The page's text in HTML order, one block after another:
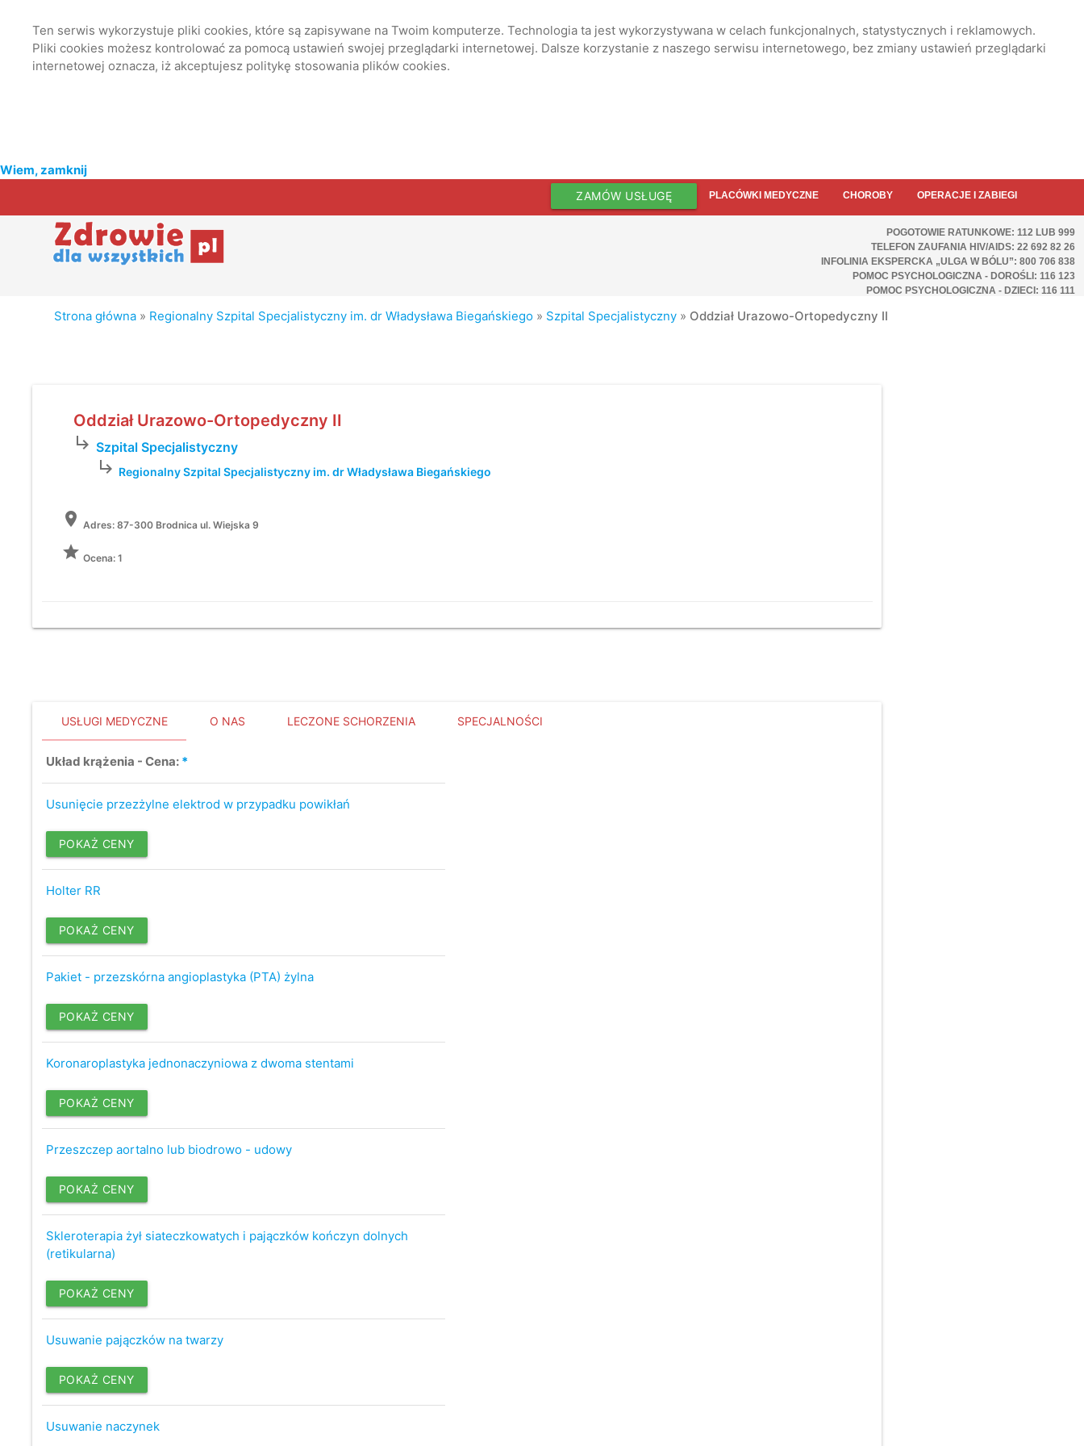
Ten serwis wykorzystuje pliki cookies, które są zapisywane na Twoim komputerze. Technologia ta jest wykorzystywana w celach funkcjonalnych, statystycznych i reklamowych.
Pliki cookies możesz kontrolować za pomocą ustawień swojej przeglądarki internetowej. Dalsze korzystanie z naszego serwisu internetowego, bez zmiany ustawień przeglądarki
internetowej oznacza, iż akceptujesz politykę stosowania plików cookies.
Wiem, zamknij
ZAMÓW USŁUGĘ PLACÓWKI MEDYCZNE CHOROBY OPERACJE I ZABIEGI
POGOTOWIE RATUNKOWE: 112 LUB 999
TELEFON ZAUFANIA HIV/AIDS: 22 692 82 26
INFOLINIA EKSPERCKA „ULGA W BÓLU”: 800 706 838
POMOC PSYCHOLOGICZNA - DOROŚLI: 116 123
POMOC PSYCHOLOGICZNA - DZIECI: 116 111
Strona główna » Regionalny Szpital Specjalistyczny im. dr Władysława Biegańskiego » Szpital Specjalistyczny » Oddział Urazowo-Ortopedyczny II
Oddział Urazowo-Ortopedyczny II
subdirectory_arrow_right Szpital Specjalistyczny
subdirectory_arrow_right Regionalny Szpital Specjalistyczny im. dr Władysława Biegańskiego
location_on Adres:87-300 Brodnica ul. Wiejska 9
grade Ocena: 1
USŁUGI MEDYCZNE O NAS LECZONE SCHORZENIA SPECJALNOŚCI
Układ krążenia - Cena: *
Usunięcie przezżylne elektrod w przypadku powikłań
POKAŻ CENY
Holter RR
POKAŻ CENY
Pakiet - przezskórna angioplastyka (PTA) żylna
POKAŻ CENY
Koronaroplastyka jednonaczyniowa z dwoma stentami
POKAŻ CENY
Przeszczep aortalno lub biodrowo - udowy
POKAŻ CENY
Skleroterapia żył siateczkowatych i pajączków kończyn dolnych
(retikularna)
POKAŻ CENY
Usuwanie pajączków na twarzy
POKAŻ CENY
Usuwanie naczynek